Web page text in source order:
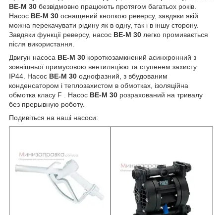
BE-M 30 безвідмовно працюють протягом багатьох років.
Насос BE-M 30 оснащений кнопкою реверсу, завдяки якій
можна перекачувати рідину як в одну, так і в іншу сторону.
Завдяки функції реверсу, насос BE-M 30 легко промивається
після використання.
Двигун насоса BE-M 30 короткозамкнений асинхронний з
зовнішньої примусовою вентиляцією та ступенем захисту
IP44. Насос BE-M 30 однофазний, з вбудованим
конденсатором і теплозахистом в обмотках, ізоляційна
обмотка класу F . Насос BE-M 30 розрахований на тривалу
без прерывную роботу.
Подивіться на наші насоси: